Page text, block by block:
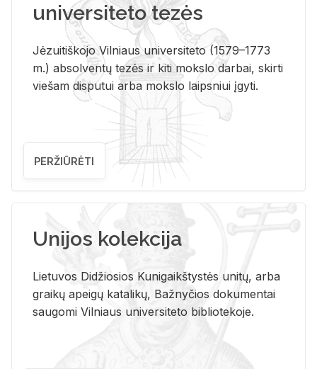
universiteto tezės
Jėzuitiškojo Vilniaus universiteto (1579–1773
m.) absolventų tezės ir kiti mokslo darbai, skirti
viešam disputui arba mokslo laipsniui įgyti.
PERŽIŪRĖTI
Unijos kolekcija
Lietuvos Didžiosios Kunigaikštystės unitų, arba
graikų apeigų katalikų, Bažnyčios dokumentai
saugomi Vilniaus universiteto bibliotekoje.